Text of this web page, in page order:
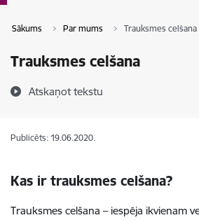
Sākums Par mums Trauksmes celšana
Trauksmes celšana
Atskaņot tekstu
Publicēts: 19.06.2020.
Kas ir trauksmes celšana?
Trauksmes celšana – iespēja ikvienam